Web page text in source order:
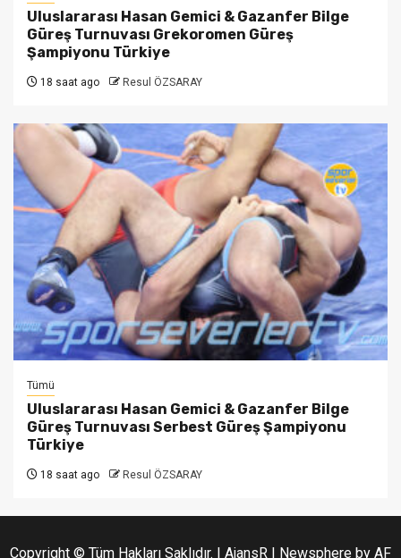
Uluslararası Hasan Gemici & Gazanfer Bilge
Güreş Turnuvası Grekoromen Güreş
Şampiyonu Türkiye
18 saat ago Resul ÖZSARAY
Tümü
Uluslararası Hasan Gemici & Gazanfer Bilge
Güreş Turnuvası Serbest Güreş Şampiyonu
Türkiye
18 saat ago Resul ÖZSARAY
Copyright © Tüm Hakları Saklıdır. | AjansR | Newsphere by AF